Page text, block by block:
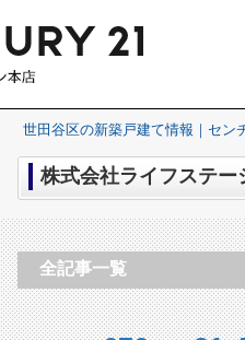
世田谷区の新築戸建て情報｜セン
株式会社ライフステ
全記事一覧